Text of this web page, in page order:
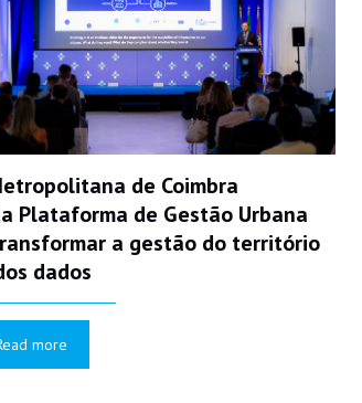
de Coimbra
Plataforma de Gestão Urbana
a gestão do território
dados
more